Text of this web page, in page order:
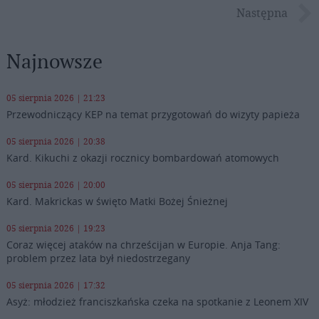
Następna
Najnowsze
05 sierpnia 2026 | 21:23
Przewodniczący KEP na temat przygotowań do wizyty papieża
05 sierpnia 2026 | 20:38
Kard. Kikuchi z okazji rocznicy bombardowań atomowych
05 sierpnia 2026 | 20:00
Kard. Makrickas w święto Matki Bożej Śnieżnej
05 sierpnia 2026 | 19:23
Coraz więcej ataków na chrześcijan w Europie. Anja Tang:
problem przez lata był niedostrzegany
05 sierpnia 2026 | 17:32
Asyż: młodzież franciszkańska czeka na spotkanie z Leonem XIV